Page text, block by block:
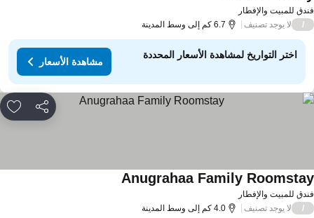
للمبيت والإفطار
لا يوجد تصنيف 6.7 كم إلى وسط المدينة
اختر التواريخ لمشاهدة الأسعار المحددة
مشاهدة الأسعار
مشاركة
للمبيت والإفطار
Anugrahaa Family مشاهدة الأسعار
لا يوجد تصنيف 4.0 كم إلى وسط المدينة